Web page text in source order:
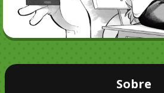
Sobre